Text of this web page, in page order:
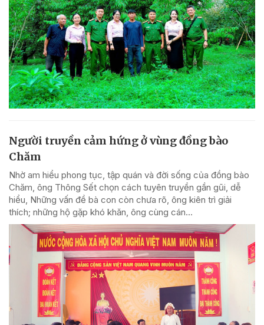
Người truyền cảm hứng ở vùng đồng bào
Chăm
Nhờ am hiểu phong tục, tập quán và đời sống của đồng bào
Chăm, ông Thông Sết chọn cách tuyên truyền gần gũi, dễ
hiểu, Những vấn đề bà con còn chưa rõ, ông kiên trì giải
thích; những hộ gặp khó khăn, ông cùng cán...